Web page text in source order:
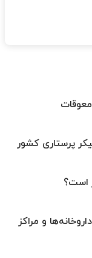
معوقات
پرستاری کشور
است؟
و مراکز